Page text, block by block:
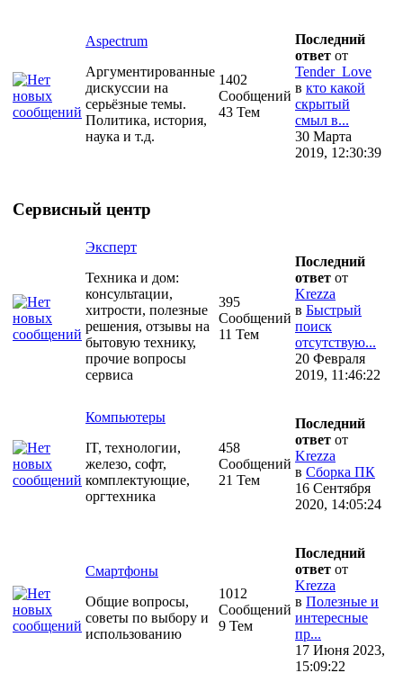
Aspectrum
Аргументированные
дискуссии на
серьёзные темы.
Политика, история,
наука и т.д.
1402
Сообщений
43 Тем
Последний
ответ от
Tender_Love
в кто какой
скрытый
смыл в...
30 Марта
2019, 12:30:39
Сервисный центр
Эксперт
Техника и дом:
консультации,
хитрости, полезные
решения, отзывы на
бытовую технику,
прочие вопросы
сервиса
395
Сообщений
11 Тем
Последний
ответ от
Krezza
в Быстрый
поиск
отсутствую...
20 Февраля
2019, 11:46:22
Компьютеры
IT, технологии,
железо, софт,
комплектующие,
оргтехника
458
Сообщений
21 Тем
Последний
ответ от
Krezza
в Сборка ПК
16 Сентября
2020, 14:05:24
Смартфоны
Общие вопросы,
советы по выбору и
использованию
1012
Сообщений
9 Тем
Последний
ответ от
Krezza
в Полезные и
интересные
пр...
17 Июня 2023,
15:09:22